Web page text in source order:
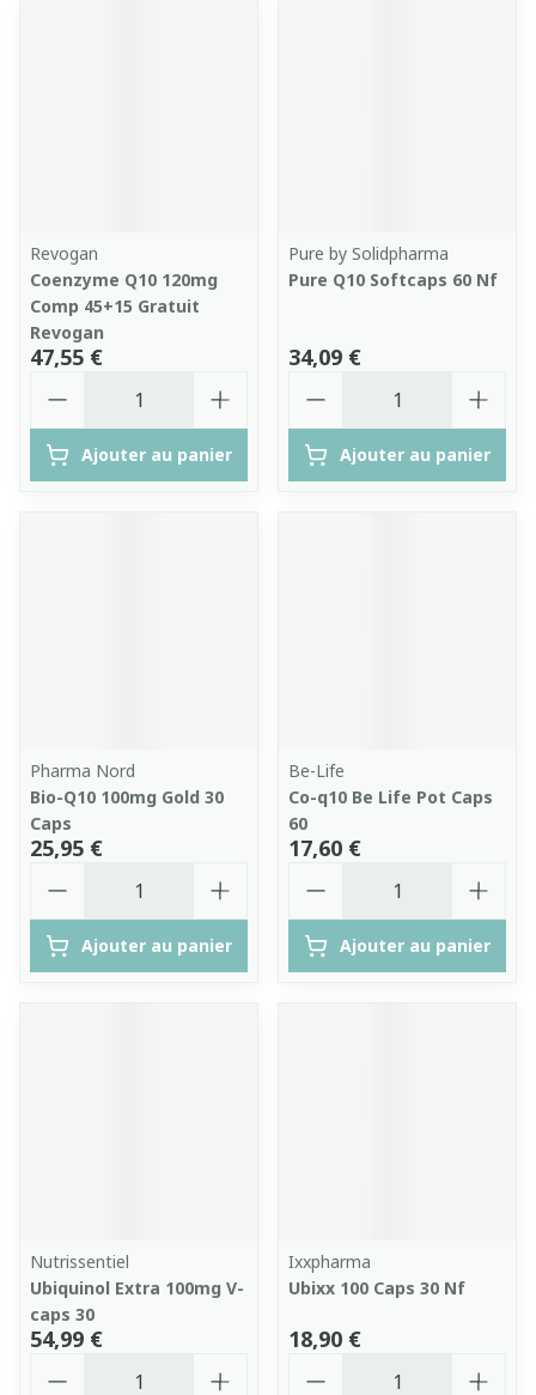
Revogan
Coenzyme Q10 120mg
Comp 45+15 Gratuit
Revogan
47,55 €
Ajouter au panier
Pure by Solidpharma
Pure Q10 Softcaps 60 Nf
34,09 €
Ajouter au panier
Pharma Nord
Bio-Q10 100mg Gold 30
Caps
25,95 €
Ajouter au panier
Be-Life
Co-q10 Be Life Pot Caps
60
17,60 €
Ajouter au panier
Nutrissentiel
Ubiquinol Extra 100mg V-
caps 30
54,99 €
Ixxpharma
Ubixx 100 Caps 30 Nf
18,90 €